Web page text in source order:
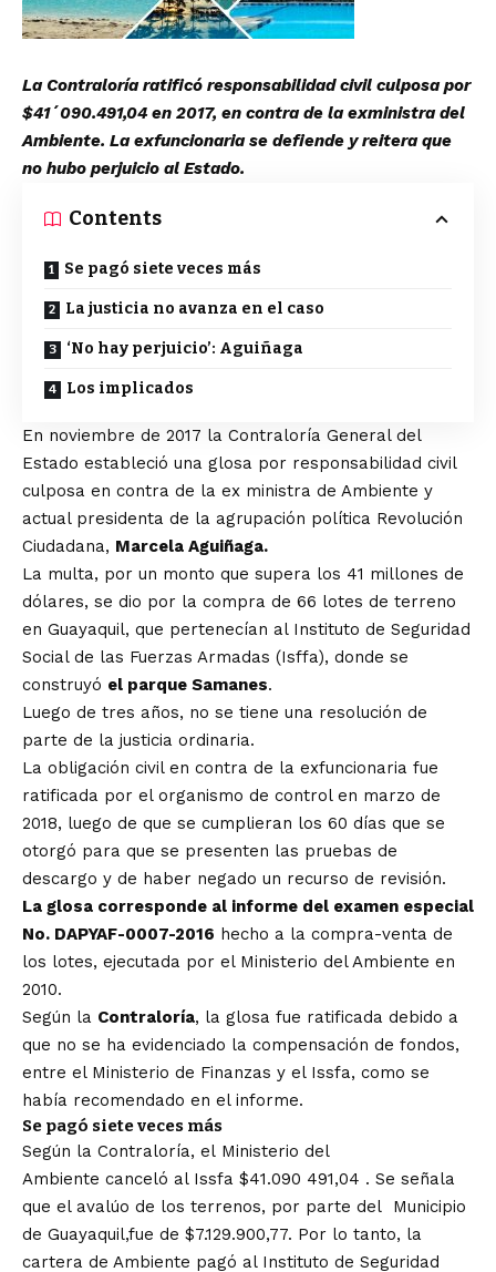
La Contraloría ratificó responsabilidad civil culposa por
$41´090.491,04 en 2017, en contra de la exministra del
Ambiente. La exfuncionaria se defiende y reitera que
no hubo perjuicio al Estado.
Contents
Se pagó siete veces más
La justicia no avanza en el caso
‘No hay perjuicio’: Aguiñaga
Los implicados
En noviembre de 2017 la Contraloría General del
Estado estableció una glosa por responsabilidad civil
culposa en contra de la ex ministra de Ambiente y
actual presidenta de la agrupación política Revolución
Ciudadana, Marcela Aguiñaga.
La multa, por un monto que supera los 41 millones de
dólares, se dio por la compra de 66 lotes de terreno
en Guayaquil, que pertenecían al Instituto de Seguridad
Social de las Fuerzas Armadas (Isffa), donde se
construyó el parque Samanes.
Luego de tres años, no se tiene una resolución de
parte de la justicia ordinaria.
La obligación civil en contra de la exfuncionaria fue
ratificada por el organismo de control en marzo de
2018, luego de que se cumplieran los 60 días que se
otorgó para que se presenten las pruebas de
descargo y de haber negado un recurso de revisión.
La glosa corresponde al informe del examen especial
No. DAPYAF-0007-2016 hecho a la compra-venta de
los lotes, ejecutada por el Ministerio del Ambiente en
2010.
Según la Contraloría, la glosa fue ratificada debido a
que no se ha evidenciado la compensación de fondos,
entre el Ministerio de Finanzas y el Issfa, como se
había recomendado en el informe.
Se pagó siete veces más
Según la Contraloría, el Ministerio del
Ambiente canceló al Issfa $41.090 491,04 . Se señala
que el avalúo de los terrenos, por parte del Municipio
de Guayaquil,fue de $7.129.900,77. Por lo tanto, la
cartera de Ambiente pagó al Instituto de Seguridad